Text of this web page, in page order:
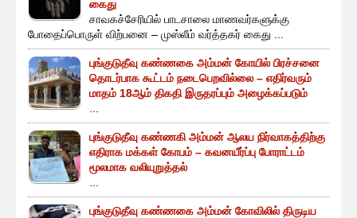
கைது
சாவகச்சேரியில் பாடசாலை மாணவர்களுக்கு
போதைப்பொருள் விற்பனை – முஸ்லீம் வர்த்தகர் கைது ...
புங்குடுதீவு கண்ணகை அம்மன் கோயில் பிரச்சனை
தொடர்பாக கூட்டம் நடைபெறவில்லை – எதிர்வரும்
மாதம் 18ஆம் திகதி இருதரப்பும் அழைக்கப்படும்
புங்குடுதீவு கண்ணகி அம்மன் ஆலய நிர்வாகத்திற்கு
எதிராக மக்கள் கோபம் – கவனயீர்ப்பு போராட்டம்
மூலமாக வலியுறுத்தல்
புங்குடுதீவு கண்ணகை அம்மன் கோவிலில் திருடிய